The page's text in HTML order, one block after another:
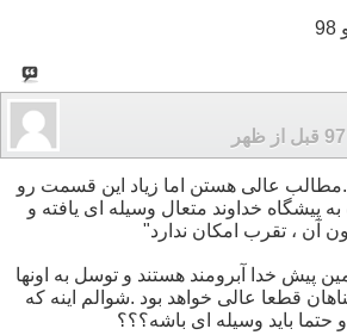
عالی هستن اما زیاد این قسمت رو
پیشگاه خداوند متعال وسیله ای یافته و
آن ، تقرب امکان ندارد"
پیش خدا آبرومند هستند و توسل به اونها
قطعا عالی خواهد بود .شوالم اینه که
حتما باید وسیله ای باشه؟؟؟